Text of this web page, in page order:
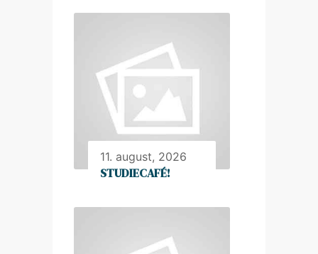
11. august, 2026
STUDIECAFÉ!